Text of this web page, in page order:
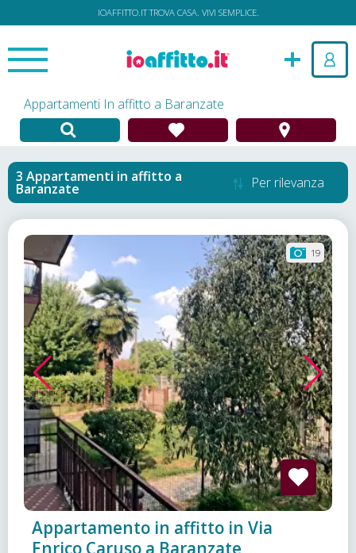
IOAFFITTO.IT TROVA CASA. VIVI SEMPLICE.
Appartamenti In affitto a Baranzate
Appartamenti in affitto a
Baranzate Per rilevanza
19
Appartamento in affitto in Via
Enrico Caruso a Baranzate